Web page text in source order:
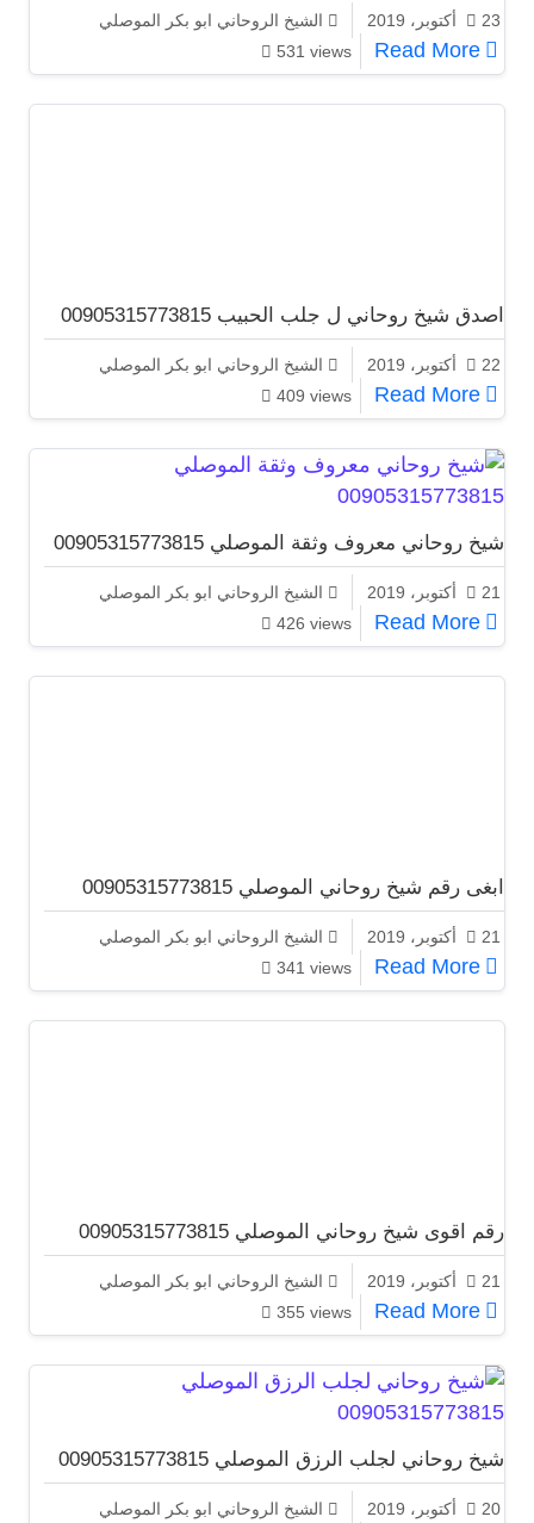
23 أكتوبر، 2019
الشيخ الروحاني ابو بكر الموصلي
531 views
Read More
معالج روحاني لجلب الحبيب الموصلي 00905315773815
اصدق شيخ روحاني ل جلب الحبيب 00905315773815
22 أكتوبر، 2019
الشيخ الروحاني ابو بكر الموصلي
409 views
Read More
اصدق شيخ روحاني ل جلب الحبيب 00905315773815
شيخ روحاني معروف وثقة الموصلي 00905315773815
21 أكتوبر، 2019
الشيخ الروحاني ابو بكر الموصلي
426 views
Read More
شيخ روحاني معروف وثقة الموصلي 00905315773815
ابغى رقم شيخ روحاني الموصلي 00905315773815
21 أكتوبر، 2019
الشيخ الروحاني ابو بكر الموصلي
341 views
Read More
ابغى رقم شيخ روحاني الموصلي 00905315773815
رقم اقوى شيخ روحاني الموصلي 00905315773815
21 أكتوبر، 2019
الشيخ الروحاني ابو بكر الموصلي
355 views
Read More
رقم اقوى شيخ روحاني الموصلي 00905315773815
شيخ روحاني لجلب الرزق الموصلي 00905315773815
20 أكتوبر، 2019
الشيخ الروحاني ابو بكر الموصلي